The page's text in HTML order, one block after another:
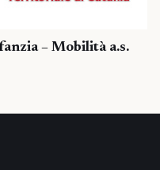
– Mobilità a.s.